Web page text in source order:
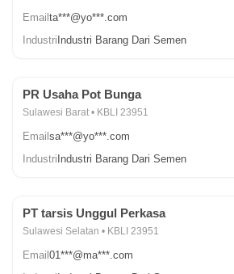
Emailta***@yo***.com
IndustriIndustri Barang Dari Semen
PR Usaha Pot Bunga
Sulawesi Barat • KBLI 23951
Emailsa***@yo***.com
IndustriIndustri Barang Dari Semen
PT tarsis Unggul Perkasa
Sulawesi Selatan • KBLI 23951
Email01***@ma***.com